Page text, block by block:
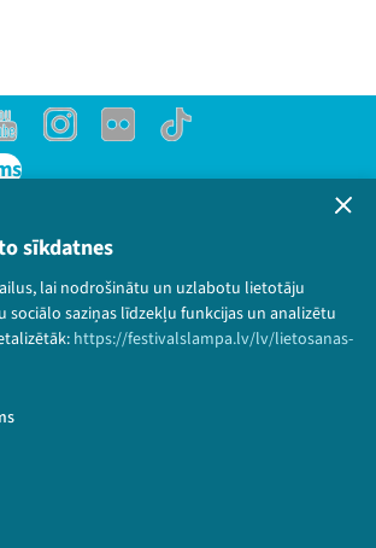
sīkdatnes
lai nodrošinātu un uzlabotu lietotāju
sociālo saziņas līdzekļu funkcijas un analizētu
https://festivalslampa.lv/lv/lietosanas-
YoutubeInstagram
Flick TikTok
un sīkdatņu politika
politika
LAMPA Visas tiesības
informāciju!